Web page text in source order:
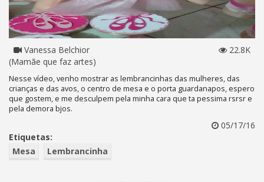
Vanessa Belchior
(Mamãe que faz artes)
22.8K
Nesse vídeo, venho mostrar as lembrancinhas das mulheres, das
crianças e das avos, o centro de mesa e o porta guardanapos, espero
que gostem, e me desculpem pela minha cara que ta pessima rsrsr e
pela demora bjos.
05/17/16
Etiquetas:
Mesa
Lembrancinha